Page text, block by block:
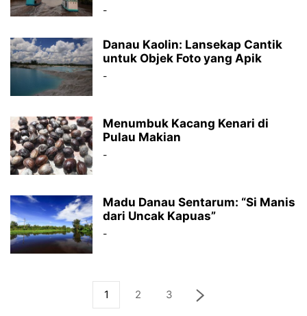
-
Danau Kaolin: Lansekap Cantik
untuk Objek Foto yang Apik
-
Menumbuk Kacang Kenari di
Pulau Makian
-
Madu Danau Sentarum: “Si Manis
dari Uncak Kapuas”
-
1 2 3